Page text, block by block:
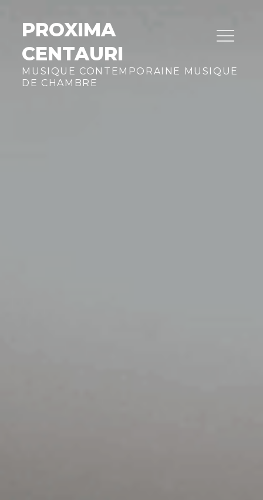
contentPROXIMA
CENTAURI
MUSIQUE CONTEMPORAINE MUSIQUE
DE CHAMBRE